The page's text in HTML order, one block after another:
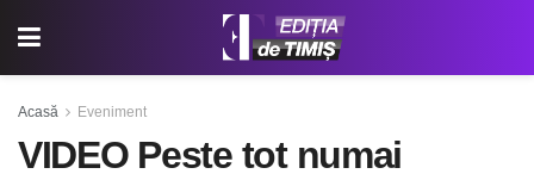
Acasă Eveniment
VIDEO Peste tot numai